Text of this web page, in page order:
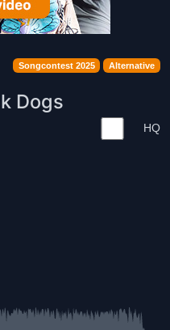
Songcontest 2025 Alternative
Dogs
HQ